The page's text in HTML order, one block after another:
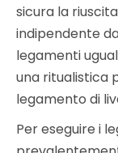
sicura la
indipendente
legamenti
una ritualistica
legamento di
Per eseguire i